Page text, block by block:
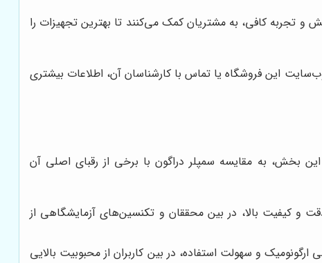
و تجربه کافی، به مشتریان کمک می‌کنند تا بهترین تجهیزات را
این فروشگاه یا تماس با کارشناسان آن، اطلاعات بیشتری
بخش، به مقایسه سمپلر دراگون با برخی از رقبای اصلی آن
و کیفیت بالا، در بین محققان و تکنسین‌های آزمایشگاهی از
و سهولت استفاده، در بین کاربران از محبوبیت بالایی